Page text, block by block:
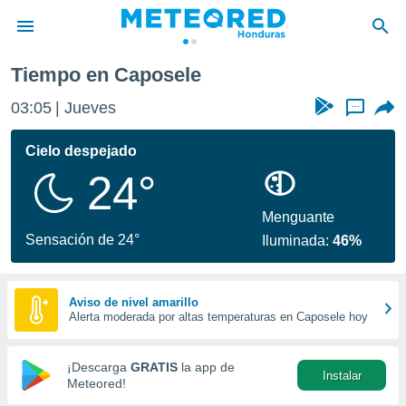
de
ha sido
calidad.
a este
las
y
forma
digital
basada
Tiempo en Caposele
03:05 Jueves ...
Cielo despejado
24°
Sensación de 24°
Menguante
Iluminada:46%
Aviso de nivel amarillo
Alerta moderada por altas temperaturas en Caposele hoy
¡Descarga GRATIS la app de
Meteored!
Instalar